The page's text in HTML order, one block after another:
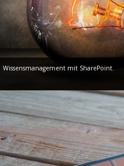
Wissensmanagement mit SharePoint.